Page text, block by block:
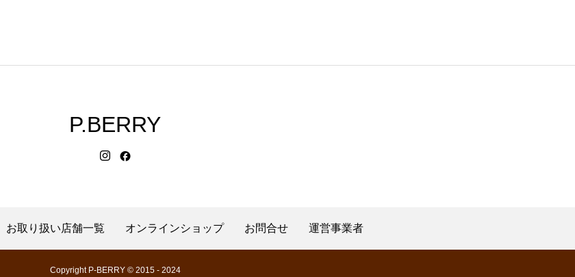
P.BERRY
お取り扱い店舗一覧 オンラインショップ お問合せ 運営事業者
Copyright P-BERRY © 2015 - 2024